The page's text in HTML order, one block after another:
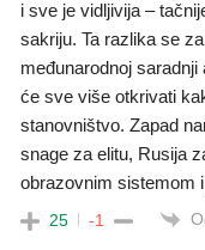
i sve je vidljivija –
sakriju. Ta razlika se
međunarodnoj
će sve više otkrivati
stanovništvo. Zapad
snage za elitu, Rusija
obrazovnim sistemom
25 -1